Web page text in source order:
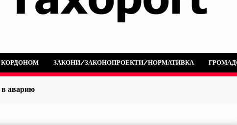
КОРДОНОМ ЗАКОНИ/ЗАКОНОПРОЕКТИ/НОРМАТИВКА
аварию